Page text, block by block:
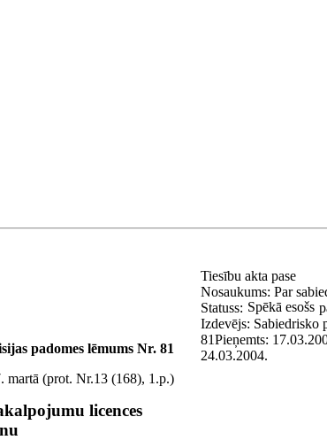
padomes lēmums Nr. 81
martā (prot. Nr.13 (168), 1.p.)
licences
Tiesību akta pase
Nosaukums: Par
Statuss: Spēkā esošs
Izdevējs: Sabiedrisko
81Pieņemts:
24.03.2004.